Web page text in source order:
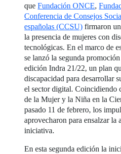
queFundación ONCE,
Conferencia de Consejos
españolas (CCSU) firmaron
la presencia de mujeres con
tecnológicas. En el marco de
se lanzó la segunda
edición Indra 21/22, un plan
discapacidad para desarrollar
el sector digital. Coincidiendo
de la Mujer y la Niña en la
pasado 11 de febrero, los
aprovecharon para ensalzar la
iniciativa.
En esta segunda edición la